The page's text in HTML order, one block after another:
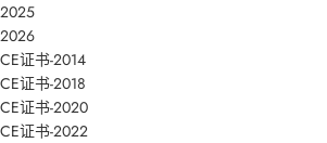
2025
2026
CE证书-2014
CE证书-2018
CE证书-2020
CE证书-2022